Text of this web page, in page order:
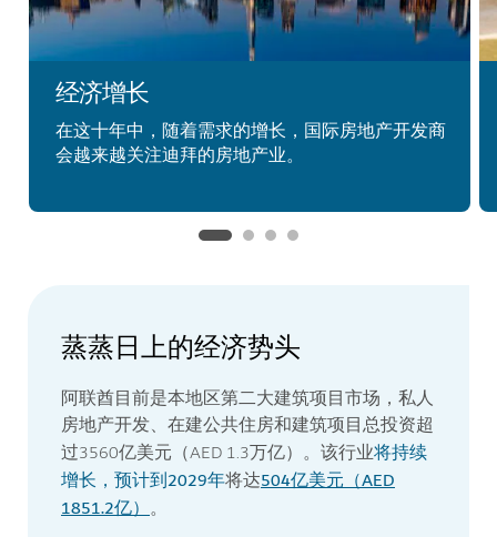
经济增长
在这十年中，随着需求的增长，国际房地产开发商
会越来越关注迪拜的房地产业。
蒸蒸日上的经济势头
阿联酋目前是本地区第二大建筑项目市场，私人
房地产开发、在建公共住房和建筑项目总投资超
过3560亿美元（AED 1.3万亿）。该行业将持续
增长，预计到2029年将达504亿美元（AED
1851.2亿）。